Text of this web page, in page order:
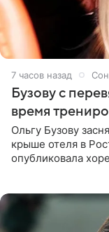
7 часов назад
Бузову с
время
Ольгу Бузову
крыше отеля в
опубликовала